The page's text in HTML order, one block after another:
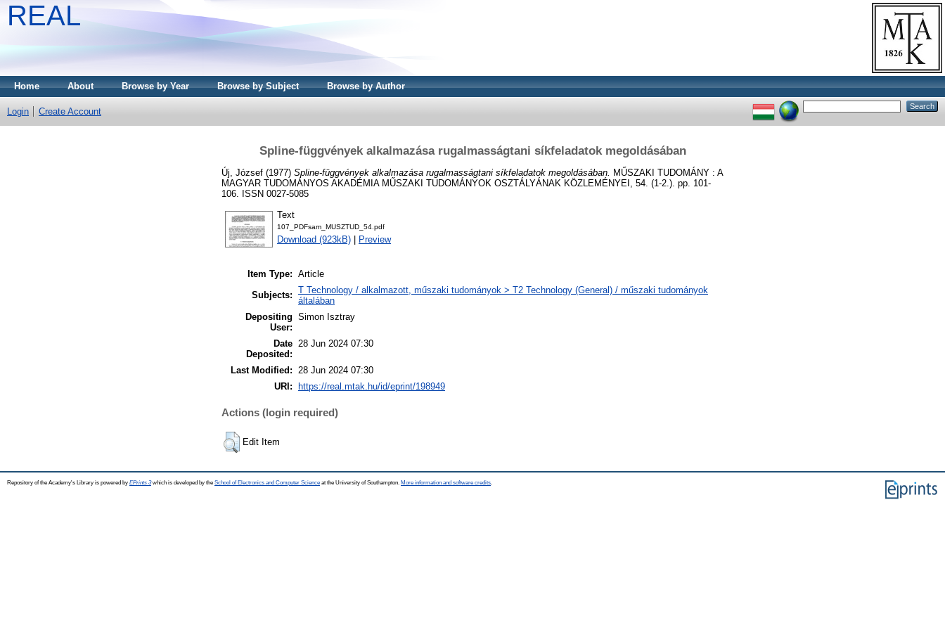
REAL
Home About Browse by Year Browse by Subject Browse by Author
Login Create Account
Spline-függvények alkalmazása rugalmasságtani síkfeladatok megoldásában
Új, József (1977) Spline-függvények alkalmazása rugalmasságtani síkfeladatok megoldásában. MŰSZAKI TUDOMÁNY : A
MAGYAR TUDOMÁNYOS AKADÉMIA MŰSZAKI TUDOMÁNYOK OSZTÁLYÁNAK KÖZLEMÉNYEI, 54. (1-2.). pp. 101-
106. ISSN 0027-5085
Text
107_PDFsam_MUSZTUD_54.pdf
Download (923kB) Preview
Item Type: Article
Subjects: T Technology / alkalmazott, műszaki tudományok > T2 Technology (General) / műszaki tudományok
általában
Depositing
User:
Simon Isztray
Date
Deposited:
28 Jun 2024 07:30
Last Modified: 28 Jun 2024 07:30
URI:
https://real.mtak.hu/id/eprint/198949
Actions (login required)
Edit Item
Repository of the Academy's Library is powered by EPrints 3which is developed by the School of Electronics and Computer Science at the University of Southampton. More information and software credits